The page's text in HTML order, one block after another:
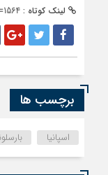
لینک کوتاه :
برچسب ها
اسپانیا